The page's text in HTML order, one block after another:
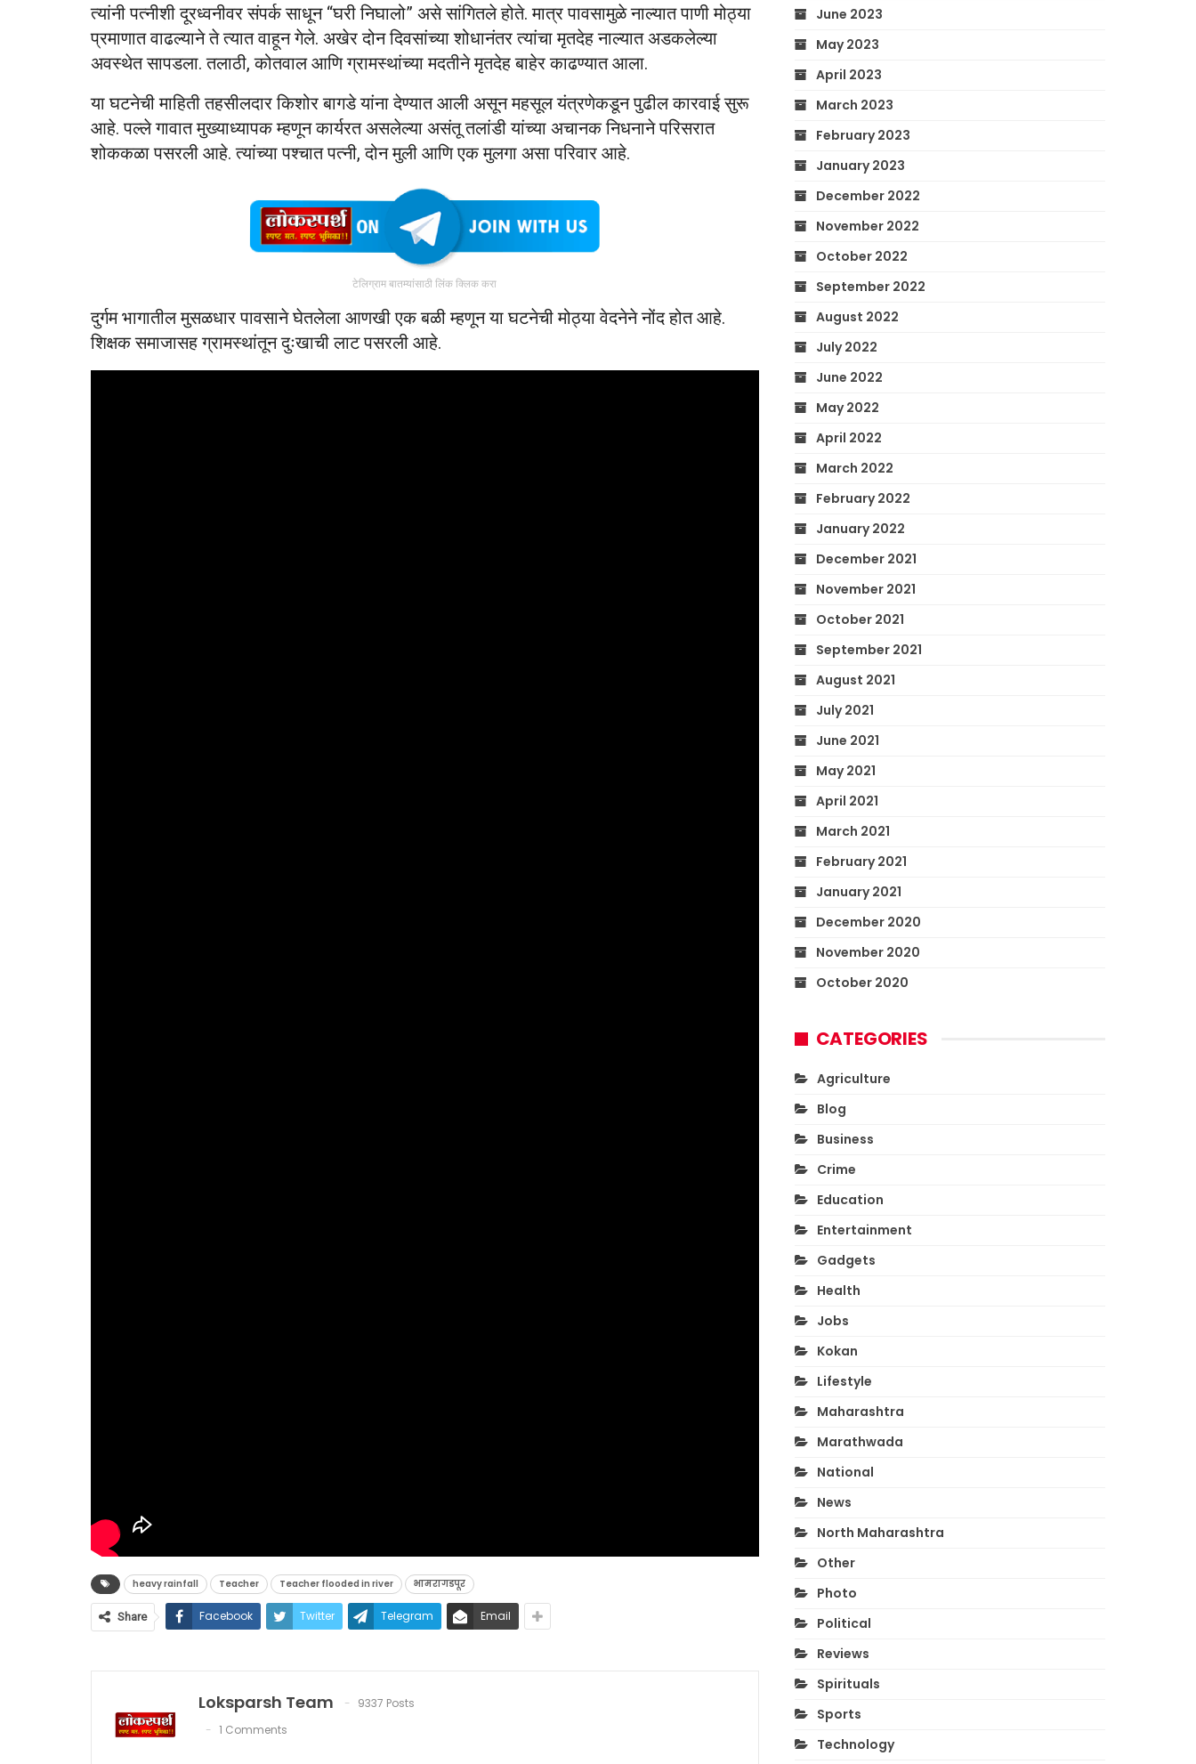
त्यांनी पत्नीशी दूरध्वनीवर संपर्क साधून “घरी निघालो” असे सांगितले होते. मात्र पावसामुळे नाल्यात पाणी मोठ्या
प्रमाणात वाढल्याने ते त्यात वाहून गेले. अखेर दोन दिवसांच्या शोधानंतर त्यांचा मृतदेह नाल्यात अडकलेल्या
अवस्थेत सापडला. तलाठी, कोतवाल आणि ग्रामस्थांच्या मदतीने मृतदेह बाहेर काढण्यात आला.
या घटनेची माहिती तहसीलदार किशोर बागडे यांना देण्यात आली असून महसूल यंत्रणेकडून पुढील कारवाई सुरू
आहे. पल्ले गावात मुख्याध्यापक म्हणून कार्यरत असलेल्या असंतू तलांडी यांच्या अचानक निधनाने परिसरात
शोककळा पसरली आहे. त्यांच्या पश्चात पत्नी, दोन मुली आणि एक मुलगा असा परिवार आहे.
टेलिग्राम बातम्यांसाठी लिंक क्लिक करा
दुर्गम भागातील मुसळधार पावसाने घेतलेला आणखी एक बळी म्हणून या घटनेची मोठ्या वेदनेने नोंद होत आहे.
शिक्षक समाजासह ग्रामस्थांतून दुःखाची लाट पसरली आहे.
heavy rainfall Teacher Teacher flooded in river भामरागडपूर
Share Facebook Twitter Telegram Email
Loksparsh Team
9337 Posts
1 Comments
June 2023
May 2023
April 2023
March 2023
February 2023
January 2023
December 2022
November 2022
October 2022
September 2022
August 2022
July 2022
June 2022
May 2022
April 2022
March 2022
February 2022
January 2022
December 2021
November 2021
October 2021
September 2021
August 2021
July 2021
June 2021
May 2021
April 2021
March 2021
February 2021
January 2021
December 2020
November 2020
October 2020
CATEGORIES
Agriculture
Blog
Business
Crime
Education
Entertainment
Gadgets
Health
Jobs
Kokan
Lifestyle
Maharashtra
Marathwada
National
News
North Maharashtra
Other
Photo
Political
Reviews
Spirituals
Sports
Technology